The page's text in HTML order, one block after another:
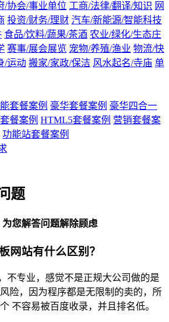
/协会/事业单位 工商/法律/翻译/知识 网
投资/财务/理财 汽车/新能源/智能科技
食品/饮料/蔬果/茶酒 农业/绿化/生态庄
赛事/展会展览 宠物/养殖/渔业 物流/快
/运动 搬家/家政/保洁 风水起名/寺庙 单
套餐案例 豪华套餐案例 豪华四合一
餐案例 HTML5套餐案例 营销套餐案
功能站套餐案例
题
您解答问题解除顾虑
网站有什么区别？
不专业，感觉不是正规大公司做的是
险，因为程序都是无限制的卖的，所
不容易被百度收录，并且排名低。